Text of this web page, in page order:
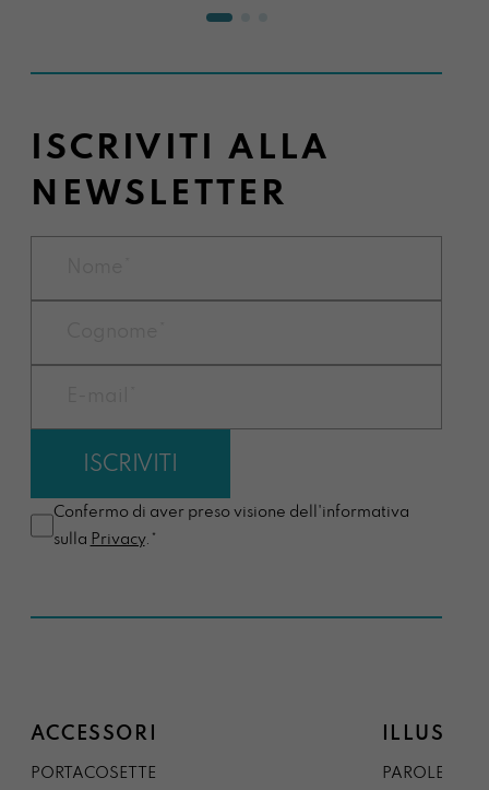
ISCRIVITI ALLA
NEWSLETTER
Confermo di aver preso visione dell'informativa
sulla Privacy.*
ACCESSORI
PORTACOSETTE PAROLE DAL